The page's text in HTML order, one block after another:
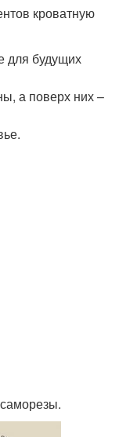
кроватную
для будущих
а поверх них –